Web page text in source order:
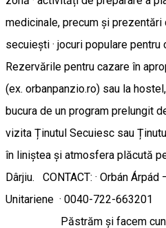
medicinale, precum și
secuiești · jocuri populare pentru
Rezervările pentru cazare în
(ex. orbanpanzio.ro) sau la
bucura de un program prelungit
vizita Ținutul Secuiesc sau
în liniștea și atmosfera plăcută
Dârjiu. CONTACT: · Orbán
Unitariene ·
Păstrăm și facem